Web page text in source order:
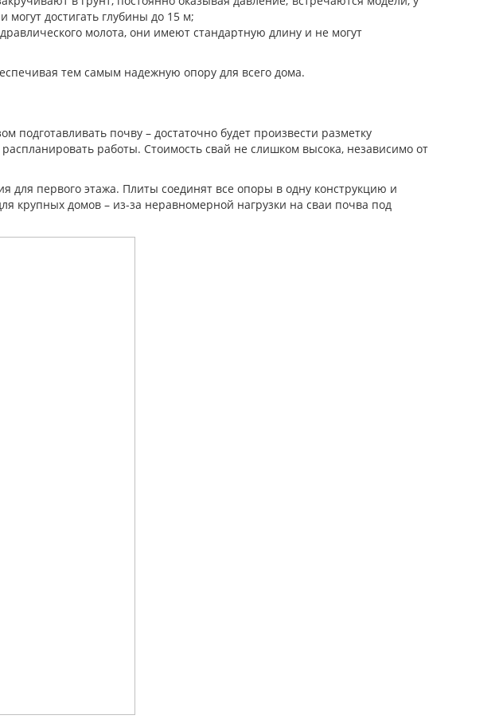
достигать глубины до 15 м;
молота, они имеют стандартную длину и не могут
тем самым надежную опору для всего дома.
почву – достаточно будет произвести разметку
работы. Стоимость свай не слишком высока, независимо от
для первого этажа. Плиты соединят все опоры в одну конструкцию и
крупных домов – из-за неравномерной нагрузки на сваи почва под